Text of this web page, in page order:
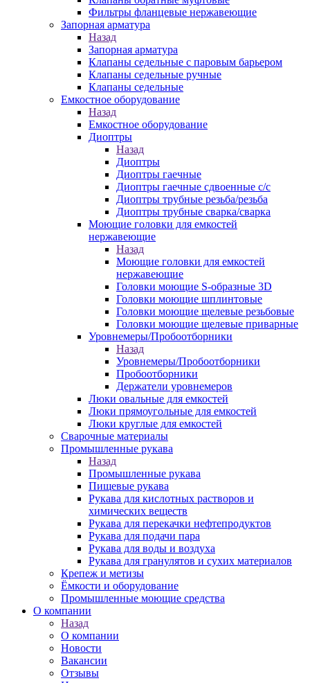
Фильтры фланцевые нержавеющие
Запорная арматура
Назад
Запорная арматура
Клапаны седельные с паровым барьером
Клапаны седельные ручные
Клапаны седельные
Емкостное оборудование
Назад
Емкостное оборудование
Диоптры
Назад
Диоптры
Диоптры гаечные
Диоптры гаечные сдвоенные c/c
Диоптры трубные резьба/резьба
Диоптры трубные сварка/сварка
Моющие головки для емкостей
нержавеющие
Назад
Моющие головки для емкостей
нержавеющие
Головки моющие S-образные 3D
Головки моющие шплинтовые
Головки моющие щелевые резьбовые
Головки моющие щелевые приварные
Уровнемеры/Пробоотборники
Назад
Уровнемеры/Пробоотборники
Пробоотборники
Держатели уровнемеров
Люки овальные для емкостей
Люки прямоугольные для емкостей
Люки круглые для емкостей
Сварочные материалы
Промышленные рукава
Назад
Промышленные рукава
Пищевые рукава
Рукава для кислотных растворов и
химических веществ
Рукава для перекачки нефтепродуктов
Рукава для подачи пара
Рукава для воды и воздуха
Рукава для гранулятов и сухих материалов
Крепеж и метизы
Ёмкости и оборудование
Промышленные моющие средства
О компании
Назад
О компании
Новости
Вакансии
Отзывы